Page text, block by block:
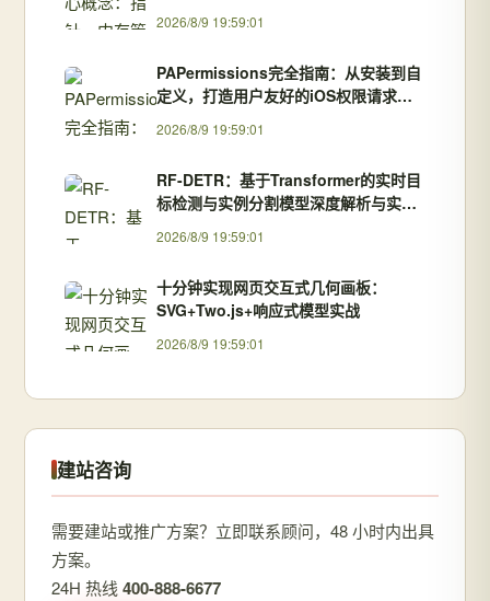
2026/8/9 19:59:01
PAPermissions完全指南：从安装到自
定义，打造用户友好的iOS权限请求流
2026/8/9 19:59:01
RF-DETR：基于Transformer的实时目
标检测与实例分割模型深度解析与实践
2026/8/9 19:59:01
十分钟实现网页交互式几何画板：
SVG+Two.js+响应式模型实战
2026/8/9 19:59:01
建站咨询
需要建站或推广方案？立即联系顾问，48 小时内出具
方案。
24H 热线 400-888-6677